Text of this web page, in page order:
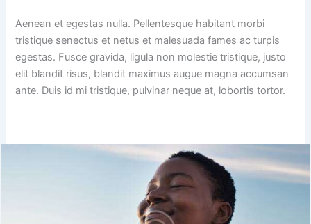
Aenean et egestas nulla. Pellentesque habitant morbi
tristique senectus et netus et malesuada fames ac turpis
egestas. Fusce gravida, ligula non molestie tristique, justo
elit blandit risus, blandit maximus augue magna accumsan
ante. Duis id mi tristique, pulvinar neque at, lobortis tortor.